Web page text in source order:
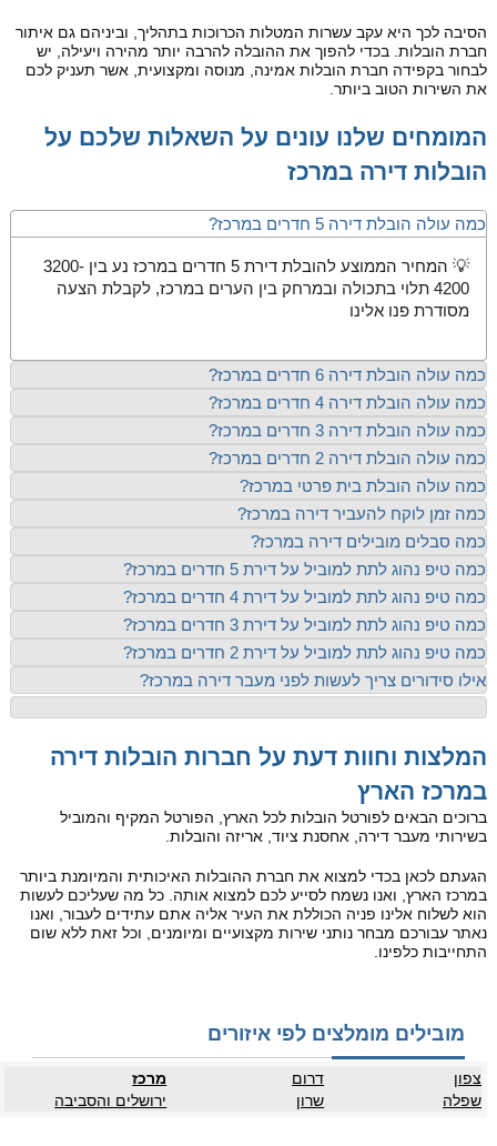
הסיבה לכך היא עקב עשרות המטלות הכרוכות בתהליך, וביניהם גם איתור
חברת הובלות. בכדי להפוך את ההובלה להרבה יותר מהירה ויעילה, יש
לבחור בקפידה חברת הובלות אמינה, מנוסה ומקצועית, אשר תעניק לכם
את השירות הטוב ביותר.
המומחים שלנו עונים על השאלות שלכם על
הובלות דירה במרכז
כמה עולה הובלת דירה 5 חדרים במרכז?
💡 המחיר הממוצע להובלת דירת 5 חדרים במרכז נע בין 3200-
4200 תלוי בתכולה ובמרחק בין הערים במרכז, לקבלת הצעה
מסודרת פנו אלינו
כמה עולה הובלת דירה 6 חדרים במרכז?
כמה עולה הובלת דירה 4 חדרים במרכז?
כמה עולה הובלת דירה 3 חדרים במרכז?
כמה עולה הובלת דירה 2 חדרים במרכז?
כמה עולה הובלת בית פרטי במרכז?
כמה זמן לוקח להעביר דירה במרכז?
כמה סבלים מובילים דירה במרכז?
כמה טיפ נהוג לתת למוביל על דירת 5 חדרים במרכז?
כמה טיפ נהוג לתת למוביל על דירת 4 חדרים במרכז?
כמה טיפ נהוג לתת למוביל על דירת 3 חדרים במרכז?
כמה טיפ נהוג לתת למוביל על דירת 2 חדרים במרכז?
אילו סידורים צריך לעשות לפני מעבר דירה במרכז?
המלצות וחוות דעת על חברות הובלות דירה
במרכז הארץ
ברוכים הבאים לפורטל הובלות לכל הארץ, הפורטל המקיף והמוביל
בשירותי מעבר דירה, אחסנת ציוד, אריזה והובלות.
הגעתם לכאן בכדי למצוא את חברת ההובלות האיכותית והמיומנת ביותר
במרכז הארץ, ואנו נשמח לסייע לכם למצוא אותה. כל מה שעליכם לעשות
הוא לשלוח אלינו פניה הכוללת את העיר אליה אתם עתידים לעבור, ואנו
נאתר עבורכם מבחר נותני שירות מקצועיים ומיומנים, וכל זאת ללא שום
התחייבות כלפינו.
מובילים מומלצים לפי איזורים
צפון דרום
מרכז
שפלה
שרון ירושלים והסביבה